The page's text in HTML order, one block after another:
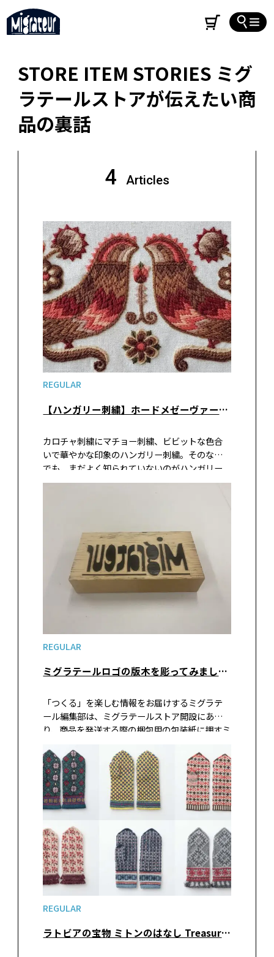
STORE ITEM STORIES ミグ
ラテールストアが伝えたい商
品の裏話
4 Articles
REGULAR
【ハンガリー刺繍】ホードメゼーヴァーシャールヘイに伝わる毛糸刺繍
カロチャ刺繍にマチョー刺繍、ビビットな色合
いで華やかな印象のハンガリー刺繍。そのなか
でも、まだよく知られていないのがハンガリー
の南東部に位置する「ホードメゼーヴァーシャ
REGULAR
ミグラテールロゴの版木を彫ってみました。
「つくる」を楽しむ情報をお届けするミグラテ
ール編集部は、ミグラテールストア開設にあた
り、商品を発送する際の梱包用の包装紙に押すミ
た。
REGULAR
ラトビアの宝物 ミトンのはなし Treasure of Latvian“mittens”